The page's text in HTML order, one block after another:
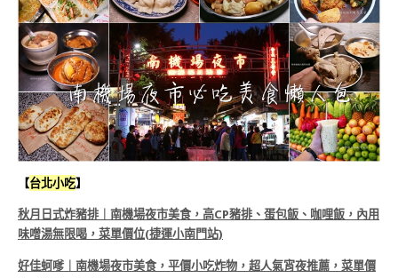
【台北小吃】
秋月日式炸豬排｜南機場夜市美食，高CP豬排、蛋包飯、咖哩飯，內用
味噌湯無限喝，菜單價位(捷運小南門站)
好佳蚵嗲｜南機場夜市美食，平價小吃炸物，超人氣宵夜推薦，菜單價